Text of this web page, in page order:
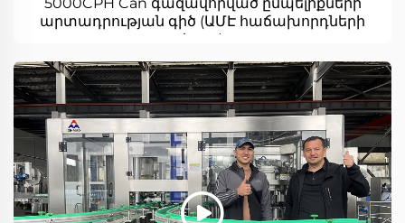
արտադրության գիծ (ԱՄԷ հաճախորդների
կայք)